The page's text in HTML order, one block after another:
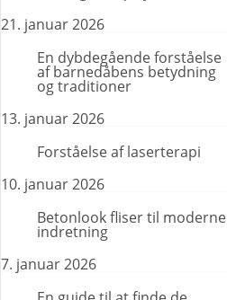
21. januar 2026
En dybdegående forståelse
af barnedåbens betydning
og traditioner
13. januar 2026
Forståelse af laserterapi
10. januar 2026
Betonlook fliser til moderne
indretning
7. januar 2026